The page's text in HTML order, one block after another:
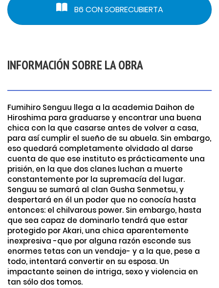
B6 CON SOBRECUBIERTA
INFORMACIÓN SOBRE LA OBRA
Fumihiro Senguu llega a la academia Daihon de
Hiroshima para graduarse y encontrar una buena
chica con la que casarse antes de volver a casa,
para así cumplir el sueño de su abuela. Sin embargo,
eso quedará completamente olvidado al darse
cuenta de que ese instituto es prácticamente una
prisión, en la que dos clanes luchan a muerte
constantemente por la supremacía del lugar.
Senguu se sumará al clan Gusha Senmetsu, y
despertará en él un poder que no conocía hasta
entonces: el chilvarous power. Sin embargo, hasta
que sea capaz de dominarlo tendrá que estar
protegido por Akari, una chica aparentemente
inexpresiva -que por alguna razón esconde sus
enormes tetas con un vendaje- y a la que, pese a
todo, intentará convertir en su esposa. Un
impactante seinen de intriga, sexo y violencia en
tan sólo dos tomos.